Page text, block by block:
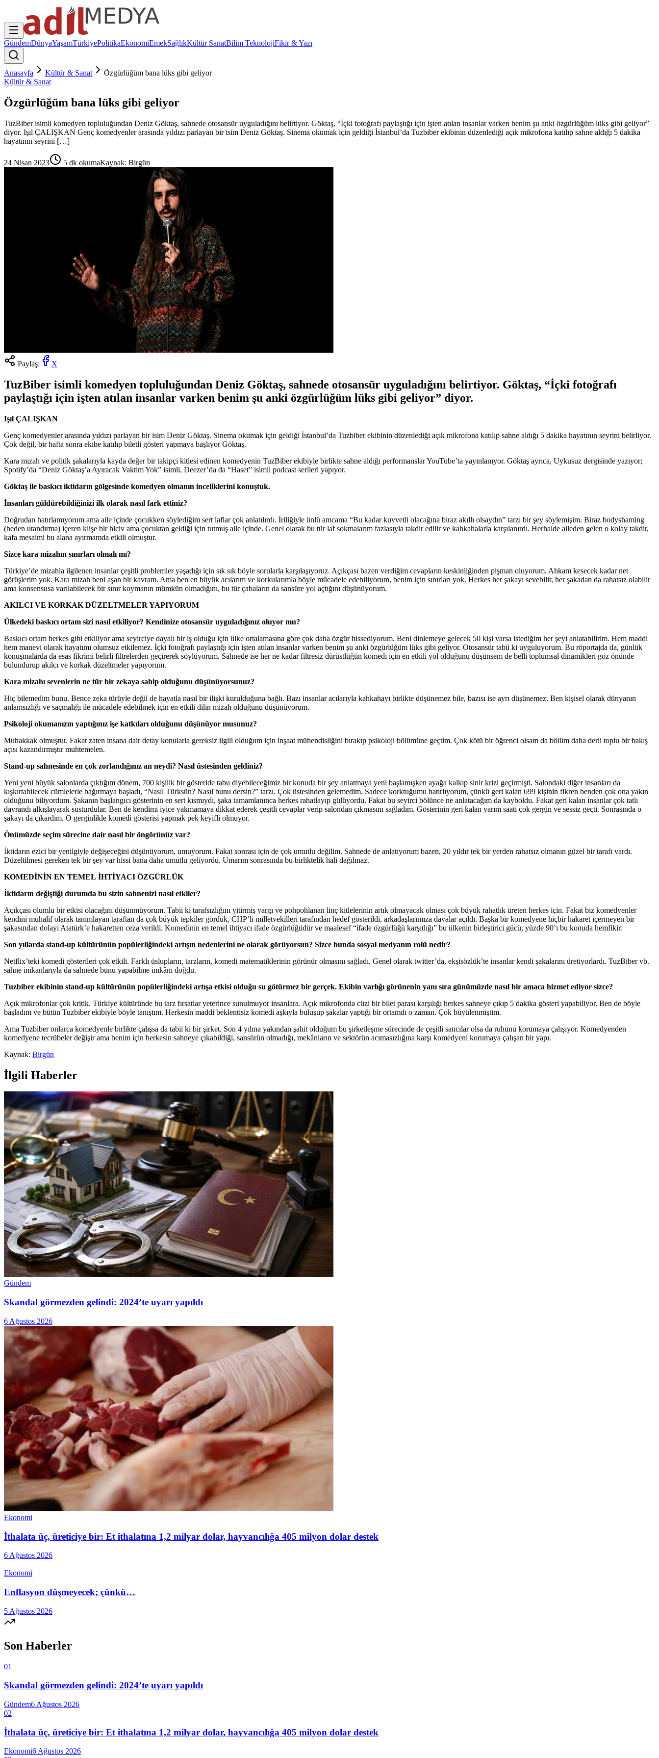
GündemDünyaYaşamTürkiyePolitikaEkonomiEmekSağlıkKültür SanatBilim TeknolojiFikir & Yazı
Anasayfa Kültür & Sanat
Özgürlüğüm bana lüks gibi geliyor
Kültür & Sanat
Özgürlüğüm bana lüks gibi geliyor
TuzBiber isimli komedyen topluluğundan Deniz Göktaş, sahnede otosansür uyguladığını belirtiyor. Göktaş, “İçki fotoğrafı paylaştığı için işten atılan insanlar varken benim şu anki özgürlüğüm lüks gibi geliyor”
diyor. Işıl ÇALIŞKAN Genç komedyenler arasında yıldızı parlayan bir isim Deniz Göktaş. Sinema okumak için geldiği İstanbul’da Tuzbiber ekibinin düzenlediği açık mikrofona katılıp sahne aldığı 5 dakika
hayatının seyrini […]
24 Nisan 2023 5 dk okumaKaynak: Birgün
Paylaş: X
TuzBiber isimli komedyen topluluğundan Deniz Göktaş, sahnede otosansür uyguladığını belirtiyor. Göktaş, “İçki fotoğrafı
paylaştığı için işten atılan insanlar varken benim şu anki özgürlüğüm lüks gibi geliyor” diyor.
Işıl ÇALIŞKAN
Genç komedyenler arasında yıldızı parlayan bir isim Deniz Göktaş. Sinema okumak için geldiği İstanbul’da Tuzbiber ekibinin düzenlediği açık mikrofona katılıp sahne aldığı 5 dakika hayatının seyrini belirliyor.
Çok değil, bir hafta sonra ekibe katılıp biletli gösteri yapmaya başlıyor Göktaş.
Kara mizah ve politik şakalarıyla kayda değer bir takipçi kitlesi edinen komedyenin TuzBiber ekibiyle birlikte sahne aldığı performanslar YouTube’ta yayınlanıyor. Göktaş ayrıca, Uykusuz dergisinde yazıyor;
Spotify’da “Deniz Göktaş’a Ayıracak Vaktim Yok” isimli, Deezer’da da “Haset” isimli podcast serileri yapıyor.
Göktaş ile baskıcı iktidarın gölgesinde komedyen olmanın inceliklerini konuştuk.
İnsanları güldürebildiğinizi ilk olarak nasıl fark ettiniz?
Doğrudan hatırlamıyorum ama aile içinde çocukken söylediğim sert laflar çok anlatılırdı. İriliğiyle ünlü amcama “Bu kadar kuvvetli olacağına biraz akıllı olsaydın” tarzı bir şey söylemişim. Biraz bodyshaming
(beden utandırma) içeren klişe bir hiciv ama çocuktan geldiği için tutmuş aile içinde. Genel olarak bu tür laf sokmalarım fazlasıyla takdir edilir ve kahkahalarla karşılanırdı. Herhalde aileden gelen o kolay takdir,
kafa mesaimi bu alana ayırmamda etkili olmuştur.
Sizce kara mizahın sınırları olmalı mı?
Türkiye’de mizahla ilgilenen insanlar çeşitli problemler yaşadığı için sık sık böyle sorularla karşılaşıyoruz. Açıkçası bazen verdiğim cevapların keskinliğinden pişman oluyorum. Ahkam kesecek kadar net
görüşlerim yok. Kara mizah beni aşan bir kavram. Ama ben en büyük acılarım ve korkularımla böyle mücadele edebiliyorum, benim için sınırları yok. Herkes her şakayı sevebilir, her şakadan da rahatsız olabilir
ama konsensusa varılabilecek bir sınır koymanın mümkün olmadığını, bu tür çabaların da sansüre yol açtığını düşünüyorum.
AKILCI VE KORKAK DÜZELTMELER YAPIYORUM
Ülkedeki baskıcı ortam sizi nasıl etkiliyor? Kendinize otosansür uyguladığınız oluyor mu?
Baskıcı ortam herkes gibi etkiliyor ama seyirciye dayalı bir iş olduğu için ülke ortalamasına göre çok daha özgür hissediyorum. Beni dinlemeye gelecek 50 kişi varsa istediğim her şeyi anlatabilirim. Hem maddi
hem manevi olarak hayatımı olumsuz etkilemez. İçki fotoğrafı paylaştığı için işten atılan insanlar varken benim şu anki özgürlüğüm lüks gibi geliyor. Otosansür tabii ki uyguluyorum. Bu röportajda da, günlük
konuşmalarda da esas fikrimi belirli filtrelerden geçirerek söylüyorum. Sahnede ise her ne kadar filtresiz dürüstlüğün komedi için en etkili yol olduğunu düşünsem de belli toplumsal dinamikleri göz önünde
bulundurup akılcı ve korkak düzeltmeler yapıyorum.
Kara mizahı sevenlerin ne tür bir zekaya sahip olduğunu düşünüyorsunuz?
Hiç bilemedim bunu. Bence zeka türüyle değil de hayatla nasıl bir ilişki kurulduğuna bağlı. Bazı insanlar acılarıyla kahkahayı birlikte düşünemez bile, bazısı ise ayrı düşünemez. Ben kişisel olarak dünyanın
anlamsızlığı ve saçmalığı ile mücadele edebilmek için en etkili dilin mizah olduğunu düşünüyorum.
Psikoloji okumanızın yaptığınız işe katkıları olduğunu düşünüyor musunuz?
Muhakkak olmuştur. Fakat zaten insana dair detay konularla gereksiz ilgili olduğum için inşaat mühendisliğini bırakıp psikoloji bölümüne geçtim. Çok kötü bir öğrenci olsam da bölüm daha derli toplu bir bakış
açısı kazandırmıştır muhtemelen.
Stand-up sahnesinde en çok zorlandığınız an neydi? Nasıl üstesinden geldiniz?
Yeni yeni büyük salonlarda çıktığım dönem, 700 kişilik bir gösteride tabu diyebileceğimiz bir konuda bir şey anlatmaya yeni başlamışken ayağa kalkıp sinir krizi geçirmişti. Salondaki diğer insanları da
kışkırtabilecek cümlelerle bağırmaya başladı, “Nasıl Türksün? Nasıl bunu dersin?” tarzı. Çok üstesinden gelemedim. Sadece korktuğumu hatırlıyorum, çünkü geri kalan 699 kişinin fikren benden çok ona yakın
olduğunu biliyordum. Şakanın başlangıcı gösterinin en sert kısmıydı, şaka tamamlanınca herkes rahatlayıp gülüyordu. Fakat bu seyirci bölünce ne anlatacağım da kayboldu. Fakat geri kalan insanlar çok tatlı
davrandı alkışlayarak susturdular. Ben de kendimi iyice yakmamaya dikkat ederek çeşitli cevaplar verip salondan çıkmasını sağladım. Gösterinin geri kalan yarım saati çok gergin ve sessiz geçti. Sonrasında o
şakayı da çıkardım. O gerginlikle komedi gösterisi yapmak pek keyifli olmuyor.
Önümüzde seçim sürecine dair nasıl bir öngörünüz var?
İktidarın ezici bir yenilgiyle değişeceğini düşünüyorum, umuyorum. Fakat sonrası için de çok umutlu değilim. Sahnede de anlatıyorum bazen, 20 yıldır tek bir yerden rahatsız olmanın güzel bir tarafı vardı.
Düzeltilmesi gereken tek bir şey var hissi bana daha umutlu geliyordu. Umarım sonrasında bu birliktelik hali dağılmaz.
KOMEDİNİN EN TEMEL İHTİYACI ÖZGÜRLÜK
İktidarın değiştiği durumda bu sizin sahnenizi nasıl etkiler?
Açıkçası olumlu bir etkisi olacağını düşünmüyorum. Tabii ki tarafsızlığını yitirmiş yargı ve pohpohlanan linç kitlelerinin artık olmayacak olması çok büyük rahatlık üreten herkes için. Fakat biz komedyenler
kendini muhalif olarak tanımlayan taraftan da çok büyük tepkiler gördük, CHP’li milletvekilleri tarafından hedef gösterildi, arkadaşlarımıza davalar açıldı. Başka bir komedyene hiçbir hakaret içermeyen bir
şakasından dolayı Atatürk’e hakaretten ceza verildi. Komedinin en temel ihtiyacı ifade özgürlüğüdür ve maalesef “ifade özgürlüğü karşıtlığı” bu ülkenin birleştirici gücü, yüzde 90’ı bu konuda hemfikir.
Son yıllarda stand-up kültürünün popülerliğindeki artışın nedenlerini ne olarak görüyorsun? Sizce bunda sosyal medyanın rolü nedir?
Netflix’teki komedi gösterileri çok etkili. Farklı üslupların, tarzların, komedi matematiklerinin görünür olmasını sağladı. Genel olarak twitter’da, ekşisözlük’te insanlar kendi şakalarını üretiyorlardı. TuzBiber vb.
sahne imkanlarıyla da sahnede bunu yapabilme imkânı doğdu.
Tuzbiber ekibinin stand-up kültürünün popülerliğindeki artışa etkisi olduğu su götürmez bir gerçek. Ekibin varlığı görünenin yanı sıra günümüzde nasıl bir amaca hizmet ediyor sizce?
Açık mikrofonlar çok kritik. Türkiye kültüründe bu tarz fırsatlar yeterince sunulmuyor insanlara. Açık mikrofonda cüzi bir bilet parası karşılığı herkes sahneye çıkıp 5 dakika gösteri yapabiliyor. Ben de böyle
başladım ve bütün Tuzbiber ekibiyle böyle tanıştım. Herkesin maddi beklentisiz komedi aşkıyla buluşup şakalar yaptığı bir ortamdı o zaman. Çok büyülenmiştim.
Ama Tuzbiber onlarca komedyenle birlikte çalışsa da tabii ki bir şirket. Son 4 yılına yakından şahit olduğum bu şirketleşme sürecinde de çeşitli sancılar olsa da ruhunu korumaya çalışıyor. Komedyenden
komedyene tecrübeler değişir ama benim için herkesin sahneye çıkabildiği, sansürün olmadığı, mekânların ve sektörün acımasızlığına karşı komedyeni korumaya çalışan bir yapı.
Kaynak: Birgün
İlgili Haberler
Gündem
Skandal görmezden gelindi: 2024’te uyarı yapıldı
6 Ağustos 2026
Ekonomi
İthalata üç, üreticiye bir: Et ithalatına 1,2 milyar dolar, hayvancılığa 405 milyon dolar destek
6 Ağustos 2026
Ekonomi
Enflasyon düşmeyecek; çünkü…
5 Ağustos 2026
Son Haberler
01
Skandal görmezden gelindi: 2024’te uyarı yapıldı
Gündem6 Ağustos 2026
02
İthalata üç, üreticiye bir: Et ithalatına 1,2 milyar dolar, hayvancılığa 405 milyon dolar destek
Ekonomi6 Ağustos 2026